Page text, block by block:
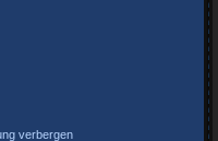
verbergen